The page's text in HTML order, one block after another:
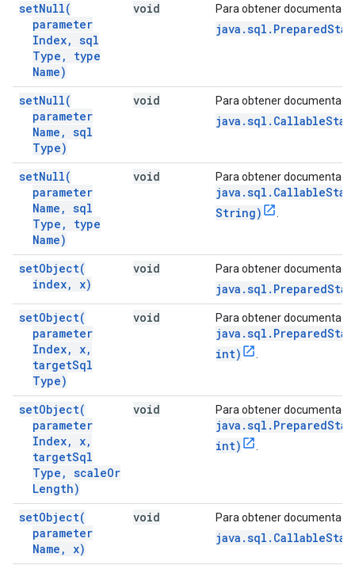
setNull(
parameter
Index, sql
Type ,
type
Name)
void Para obtener
setNull(
parameter
Name , sql
Type)
void Para obtener
setNull(
parameter
Name , sql
Type ,
type
Name)
void Para obtener
String)
setObject(
index, x)
void Para obtener
setObject(
parameter
Index, x,
targetSql
Type)
void Para obtener
int)
setObject(
parameter
Index, x,
targetSql
Type , scaleOr
Length)
void Para obtener
int)
setObject(
parameter
Name , x)
void Para obtener